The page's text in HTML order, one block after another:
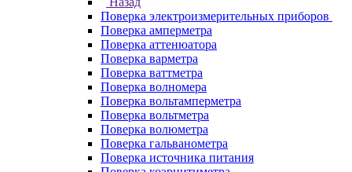
Поверка электроизмерительных приборов
Поверка амперметра
Поверка аттенюатора
Поверка варметра
Поверка ваттметра
Поверка волномера
Поверка вольтамперметра
Поверка вольтметра
Поверка волюметра
Поверка гальванометра
Поверка источника питания